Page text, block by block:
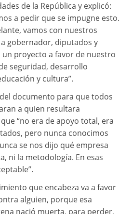
de la República y explicó:
a pedir que se impugne esto.
vamos con nuestros
gobernador, diputados y
proyecto a favor de nuestro
seguridad, desarrollo
y cultura”.
documento para que todos
a quien resultara
“no era de apoyo total, era
pero nunca conocimos
se nos dijo qué empresa
ni la metodología. En esas
que encabeza va a favor
alguien, porque esa
nació muerta, para perder,